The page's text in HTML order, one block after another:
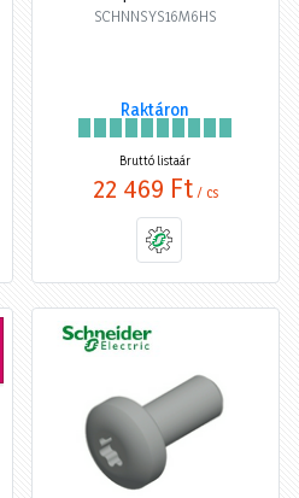
SCHNNSYS16M6HS
Raktáron
Bruttó listaár
22 469 Ft / cs